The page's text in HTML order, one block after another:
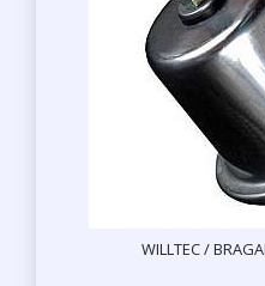
WILLTEC /